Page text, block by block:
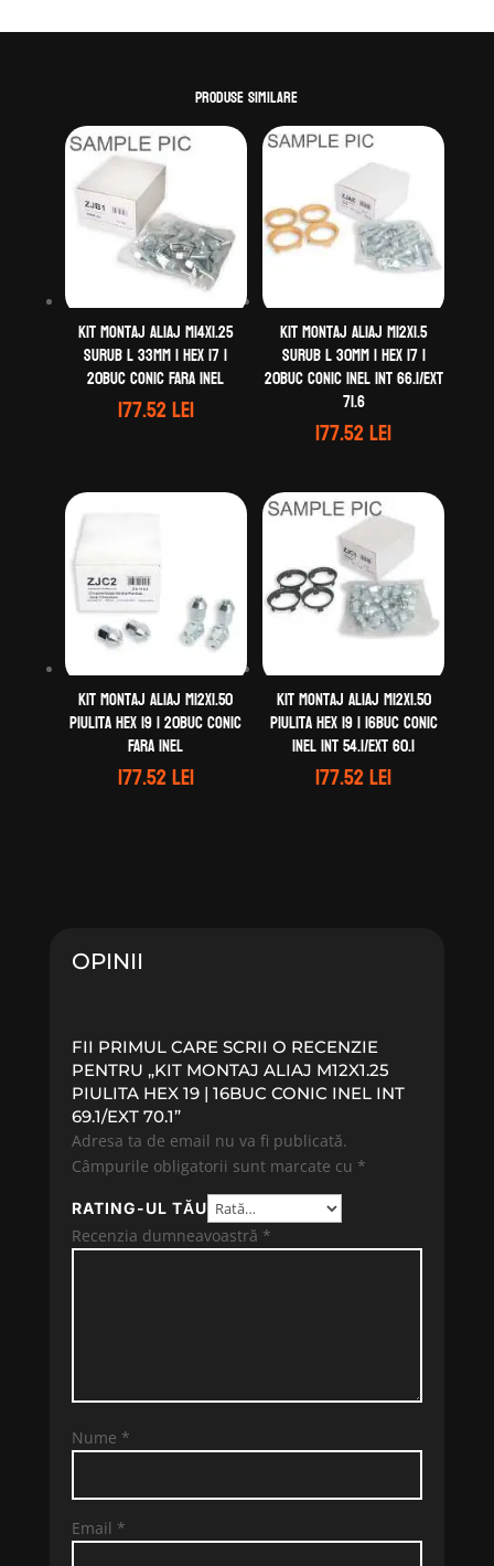
69.1/Ext
Produse similare
Kit montaj aliaj M14X1.25
Surub L 33mm | Hex 17 |
20buc Conic Fara inel
177.52lei
Kit montaj aliaj M12x1.5
Surub L 30mm | Hex 17 |
20buc Conic Inel Int 66.1/Ext
71.6
177.52lei
Kit montaj aliaj M12X1.50
Piulita Hex 19 | 20buc Conic
Fara inel
177.52lei
Kit montaj aliaj M12X1.50
Piulita Hex 19 | 16buc Conic
Inel Int 54.1/Ext 60.1
177.52lei
OPINII
FII PRIMUL CARE SCRII O RECENZIE
PENTRU „KIT MONTAJ ALIAJ M12X1.25
PIULITA HEX 19 | 16BUC CONIC INEL INT
69.1/EXT 70.1”
Adresa ta de email nu va fi publicată.
Câmpurile obligatorii sunt marcate cu *
RATING-UL TĂU
Recenzia dumneavoastră *
Nume *
Email *